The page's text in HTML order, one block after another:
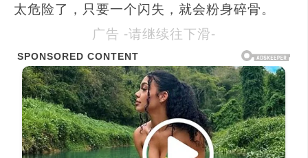
太危险了，只要一个闪失，就会粉身碎骨。
广告 -请继续往下滑-